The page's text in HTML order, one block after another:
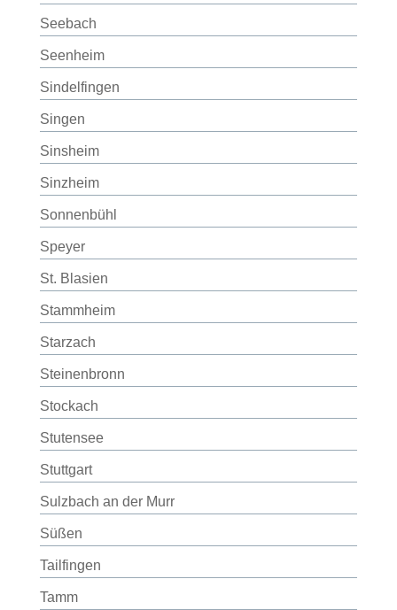
Seebach
Seenheim
Sindelfingen
Singen
Sinsheim
Sinzheim
Sonnenbühl
Speyer
St. Blasien
Stammheim
Starzach
Steinenbronn
Stockach
Stutensee
Stuttgart
Sulzbach an der Murr
Süßen
Tailfingen
Tamm